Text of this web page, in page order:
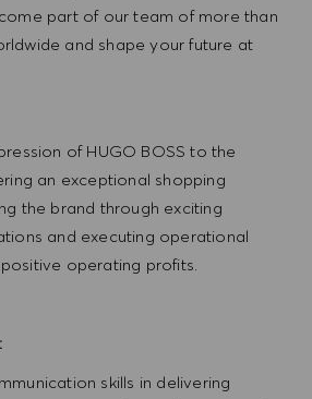
part of our team of more than
and shape your future at
of HUGO BOSS to the
an exceptional shopping
the brand through exciting
and executing operational
operating profits.
skills in delivering